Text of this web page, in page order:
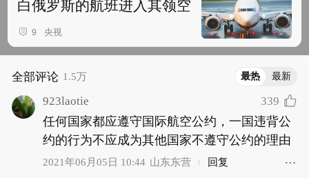
9 央视
全部评论 1.5万 最热 最新
923laotie 339
任何国家都应遵守国际航空公约，一国违背公
约的行为不应成为其他国家不遵守公约的理由
2021年06月05日 10:44 山东东营 回复